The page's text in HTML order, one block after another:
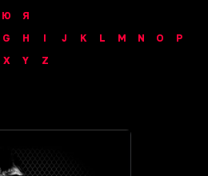
Ю
Я
G H I J K L M N O
P
X Y Z